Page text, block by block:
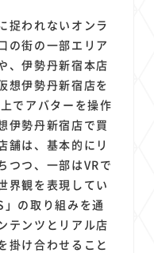
2 Sora 2 LINE 2 法人
1 Instagram 1
1 MNO 1
ドシェア 1
済圏 1 Azure AI 1
1 NTTドコモ 1
捉われないオンラ
の街の一部エリア
、伊勢丹新宿本店
想伊勢丹新宿店を
でアバターを操作
伊勢丹新宿店で買
舗は、基本的にリ
つつ、一部はVRで
界観を表現してい
の取り組みを通
テンツとリアル店
掛け合わせること